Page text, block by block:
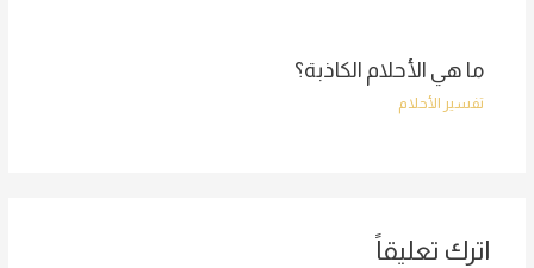
ما هي الأحلام الكاذبة؟
تفسير الأحلام
اترك تعليقاً